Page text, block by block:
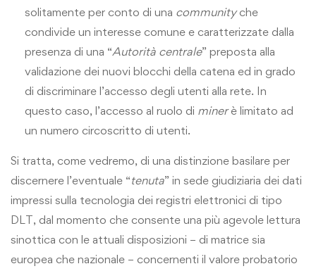
solitamente per conto di una communityche
condivide un interesse comune e caratterizzate dalla
presenza di una “Autorità centrale” preposta alla
validazione dei nuovi blocchi della catena ed in grado
di discriminare l’accesso degli utenti alla rete. In
questo caso, l’accesso al ruolo di minerè limitato ad
un numero circoscritto di utenti.
Si tratta, come vedremo, di una distinzione basilare per
discernere l’eventuale “tenuta” in sede giudiziaria dei dati
impressi sulla tecnologia dei registri elettronici di tipo
DLT, dal momento che consente una più agevole lettura
sinottica con le attuali disposizioni – di matrice sia
europea che nazionale – concernenti il valore probatorio